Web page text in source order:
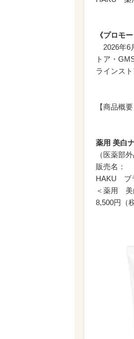
《プロモ
2026年6
トア・
ラインス
【商品概
薬用 美白
（医薬部外
販売名：
HAKU ブ
＜薬用 美
8,500円